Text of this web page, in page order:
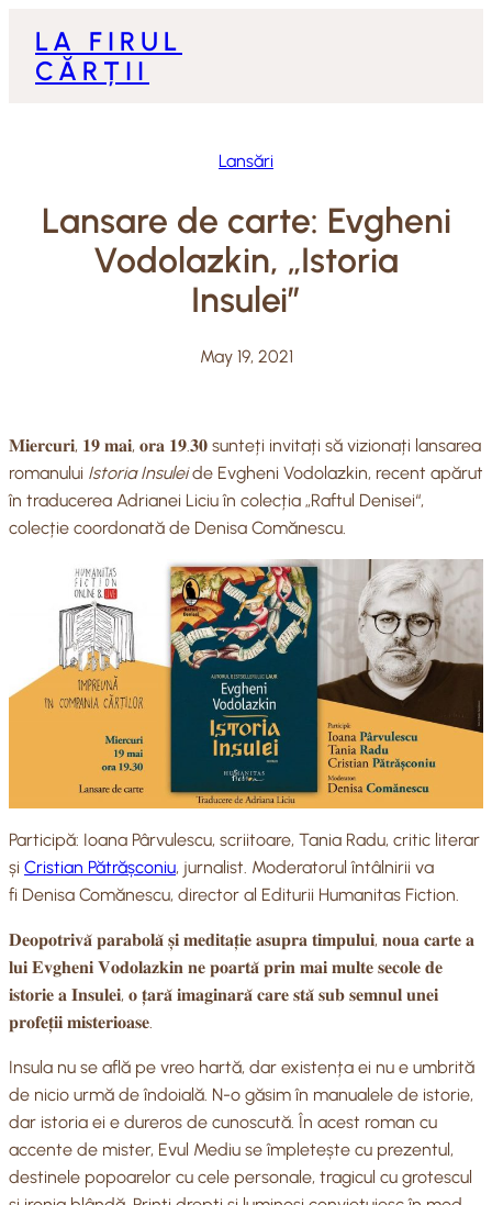
content
LA FIRUL
CĂRȚII
Lansări
Lansare de carte: Evgheni
Vodolazkin, „Istoria
Insulei”
May 19, 2021
𝐌𝐢𝐞𝐫𝐜𝐮𝐫𝐢, 𝟏𝟗 𝐦𝐚𝐢, 𝐨𝐫𝐚 𝟏𝟗.𝟑𝟎 sunteți invitați să vizionați lansarea
romanului Istoria Insuleide Evgheni Vodolazkin, recent apărut
în traducerea Adrianei Liciu în colecția „Raftul Denisei“,
colecție coordonată de Denisa Comănescu.
Participă: Ioana Pârvulescu, scriitoare, Tania Radu, critic literar
și Cristian Pătrășconiu, jurnalist. Moderatorul întâlnirii va
fi Denisa Comănescu, director al Editurii Humanitas Fiction.
𝐃𝐞𝐨𝐩𝐨𝐭𝐫𝐢𝐯𝐚̆ 𝐩𝐚𝐫𝐚𝐛𝐨𝐥𝐚̆ 𝐬̦𝐢 𝐦𝐞𝐝𝐢𝐭𝐚𝐭̦𝐢𝐞 𝐚𝐬𝐮𝐩𝐫𝐚 𝐭𝐢𝐦𝐩𝐮𝐥𝐮𝐢, 𝐧𝐨𝐮𝐚 𝐜𝐚𝐫𝐭𝐞 𝐚
𝐥𝐮𝐢 𝐄𝐯𝐠𝐡𝐞𝐧𝐢 𝐕𝐨𝐝𝐨𝐥𝐚𝐳𝐤𝐢𝐧 𝐧𝐞 𝐩𝐨𝐚𝐫𝐭𝐚̆ 𝐩𝐫𝐢𝐧 𝐦𝐚𝐢 𝐦𝐮𝐥𝐭𝐞 𝐬𝐞𝐜𝐨𝐥𝐞 𝐝𝐞
𝐢𝐬𝐭𝐨𝐫𝐢𝐞 𝐚 𝐈𝐧𝐬𝐮𝐥𝐞𝐢, 𝐨 𝐭̦𝐚𝐫𝐚̆ 𝐢𝐦𝐚𝐠𝐢𝐧𝐚𝐫𝐚̆ 𝐜𝐚𝐫𝐞 𝐬𝐭𝐚̆ 𝐬𝐮𝐛 𝐬𝐞𝐦𝐧𝐮𝐥 𝐮𝐧𝐞𝐢
𝐩𝐫𝐨𝐟𝐞𝐭̦𝐢𝐢 𝐦𝐢𝐬𝐭𝐞𝐫𝐢𝐨𝐚𝐬𝐞.
Insula nu se află pe vreo hartă, dar existența ei nu e umbrită
de nicio urmă de îndoială. N-o găsim în manualele de istorie,
dar istoria ei e dureros de cunoscută. În acest roman cu
accente de mister, Evul Mediu se împletește cu prezentul,
destinele popoarelor cu cele personale, tragicul cu grotescul